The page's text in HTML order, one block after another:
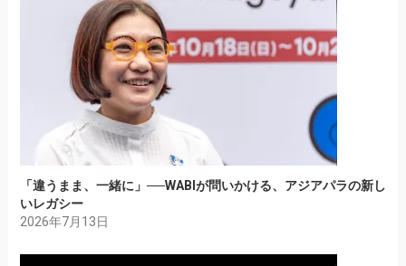
「違うまま、一緒に」──WABIが問いかける、アジアパラの新し
いレガシー
2026年7月13日